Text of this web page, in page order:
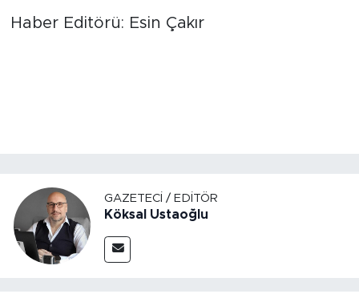
Haber Editörü: Esin Çakır
GAZETECI / EDITÖR
Köksal Ustaoğlu